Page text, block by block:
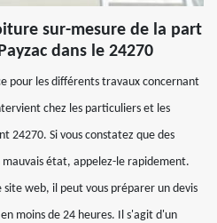
sur-mesure de la part
dans le 24270
pour les différents travaux concernant
chez les particuliers et les
24270. Si vous constatez que des
état, appelez-le rapidement.
web, il peut vous préparer un devis
moins de 24 heures. Il s'agit d'un